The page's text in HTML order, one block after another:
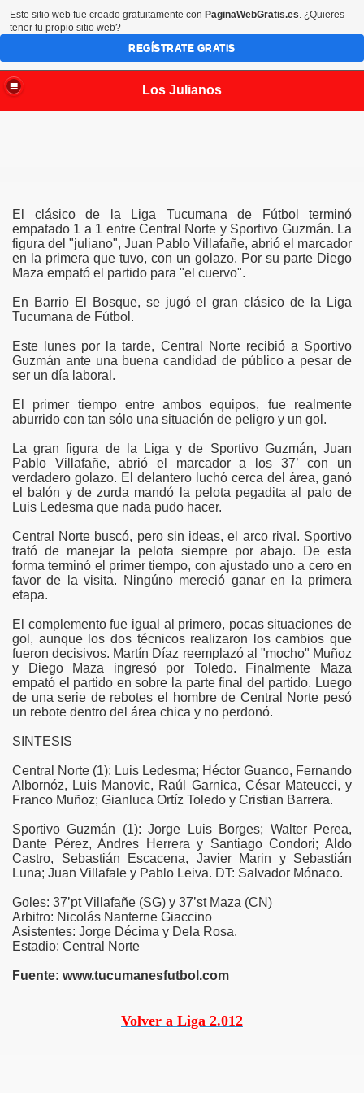
Los Julianos
El clásico de la Liga Tucumana de Fútbol terminó
empatado 1 a 1 entre Central Norte y Sportivo Guzmán. La
figura del "juliano", Juan Pablo Villafañe, abrió el marcador
en la primera que tuvo, con un golazo. Por su parte Diego
Maza empató el partido para "el cuervo".
En Barrio El Bosque, se jugó el gran clásico de la Liga
Tucumana de Fútbol.
Este lunes por la tarde, Central Norte recibió a Sportivo
Guzmán ante una buena candidad de público a pesar de
ser un día laboral.
El primer tiempo entre ambos equipos, fue realmente
aburrido con tan sólo una situación de peligro y un gol.
La gran figura de la Liga y de Sportivo Guzmán, Juan
Pablo Villafañe, abrió el marcador a los 37’ con un
verdadero golazo. El delantero luchó cerca del área, ganó
el balón y de zurda mandó la pelota pegadita al palo de
Luis Ledesma que nada pudo hacer.
Central Norte buscó, pero sin ideas, el arco rival. Sportivo
trató de manejar la pelota siempre por abajo. De esta
forma terminó el primer tiempo, con ajustado uno a cero en
favor de la visita. Ningúno mereció ganar en la primera
etapa.
El complemento fue igual al primero, pocas situaciones de
gol, aunque los dos técnicos realizaron los cambios que
fueron decisivos. Martín Díaz reemplazó al "mocho" Muñoz
y Diego Maza ingresó por Toledo. Finalmente Maza
empató el partido en sobre la parte final del partido. Luego
de una serie de rebotes el hombre de Central Norte pesó
un rebote dentro del área chica y no perdonó.
SINTESIS
Central Norte (1): Luis Ledesma; Héctor Guanco, Fernando
Albornóz, Luis Manovic, Raúl Garnica, César Mateucci, y
Franco Muñoz; Gianluca Ortíz Toledo y Cristian Barrera.
Sportivo Guzmán (1): Jorge Luis Borges; Walter Perea,
Dante Pérez, Andres Herrera y Santiago Condori; Aldo
Castro, Sebastián Escacena, Javier Marin y Sebastián
Luna; Juan Villafale y Pablo Leiva. DT: Salvador Mónaco.
Goles: 37’pt Villafañe (SG) y 37’st Maza (CN)
Arbitro: Nicolás Nanterne Giaccino
Asistentes: Jorge Décima y Dela Rosa.
Estadio: Central Norte
Fuente: www.tucumanesfutbol.com
Volver a Liga 2.012
Tucumana de Futbolítulo de la nueva página
Vista
a Talleres
Este sitio web fue creado gratuitamente con PaginaWebGratis.es. ¿Quieres
tener tu propio sitio web?
REGÍSTRATE GRATIS